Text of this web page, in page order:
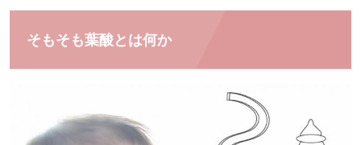
そもそも葉酸とは何か